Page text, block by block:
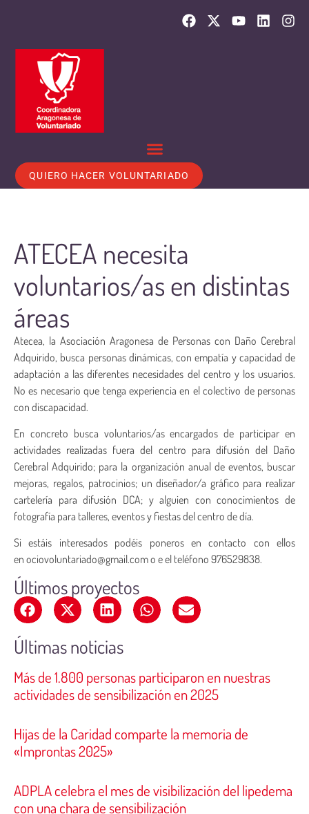
QUIERO HACER VOLUNTARIADO
ATECEA necesita
voluntarios/as en distintas
áreas
Atecea, la Asociación Aragonesa de Personas con Daño Cerebral
Adquirido, busca personas dinámicas, con empatía y capacidad de
adaptación a las diferentes necesidades del centro y los usuarios.
No es necesario que tenga experiencia en el colectivo de personas
con discapacidad.
En concreto busca voluntarios/as encargados de participar en
actividades realizadas fuera del centro para difusión del Daño
Cerebral Adquirido; para la organización anual de eventos, buscar
mejoras, regalos, patrocinios; un diseñador/a gráfico para realizar
cartelería para difusión DCA; y alguien con conocimientos de
fotografía para talleres, eventos y fiestas del centro de día.
Si estáis interesados podéis poneros en contacto con ellos
en ociovoluntariado@gmail.com o e el teléfono 976529838.
Últimos proyectos
Últimas noticias
Más de 1.800 personas participaron en nuestras
actividades de sensibilización en 2025
Hijas de la Caridad comparte la memoria de
«Improntas 2025»
ADPLA celebra el mes de visibilización del lipedema
con una chara de sensibilización